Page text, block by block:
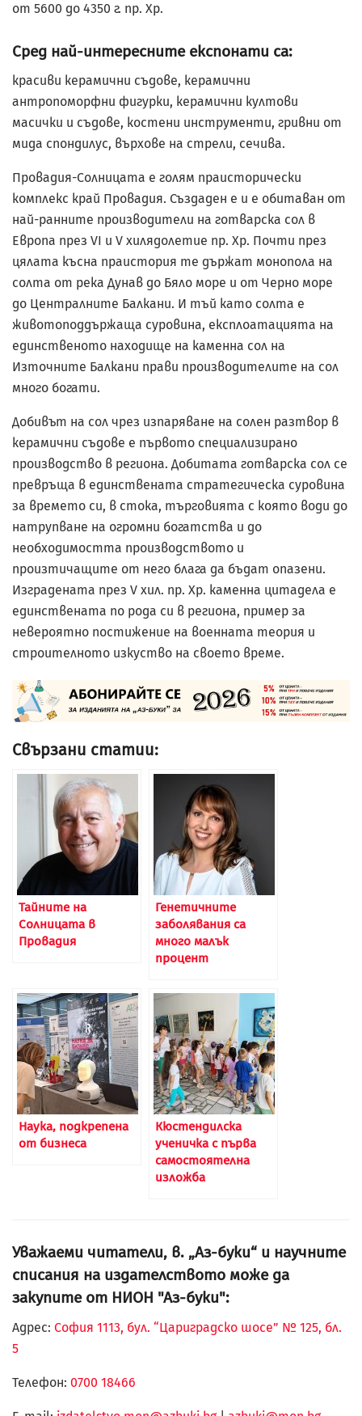
от 5600 до 4350 г. пр. Хр.
Сред най-интересните експонати са:
красиви керамични съдове, керамични
антропоморфни фигурки, керамични култови
масички и съдове, костени инструменти, гривни от
мида спондилус, върхове на стрели, сечива.
Провадия-Солницата е голям праисторически
комплекс край Провадия. Създаден е и е обитаван от
най-ранните производители на готварска сол в
Европа през VІ и V хилядолетие пр. Хр. Почти през
цялата късна праистория те държат монопола на
солта от река Дунав до Бяло море и от Черно море
до Централните Балкани. И тъй като солта е
животоподдържаща суровина, експлоатацията на
единственото находище на каменна сол на
Източните Балкани прави производителите на сол
много богати.
Добивът на сол чрез изпаряване на солен разтвор в
керамични съдове е първото специализирано
производство в региона. Добитата готварска сол се
превръща в единствената стратегическа суровина
за времето си, в стока, търговията с която води до
натрупване на огромни богатства и до
необходимостта производството и
произтичащите от него блага да бъдат опазени.
Изградената през V хил. пр. Хр. каменна цитадела е
единствената по рода си в региона, пример за
невероятно постижение на военната теория и
строителното изкуство на своето време.
Свързани статии:
Тайните на
Солницата в
Провадия
Генетичните
заболявания са
много малък
процент
Наука, подкрепена
от бизнеса
Кюстендилска
ученичка с първа
самостоятелна
изложба
Уважаеми читатели, в. „Аз-буки“ и научните
списания на издателството може да
закупите от НИОН "Аз-буки":
Адрес: София 1113, бул. “Цариградско шосе” № 125, бл.
5
Телефон: 0700 18466